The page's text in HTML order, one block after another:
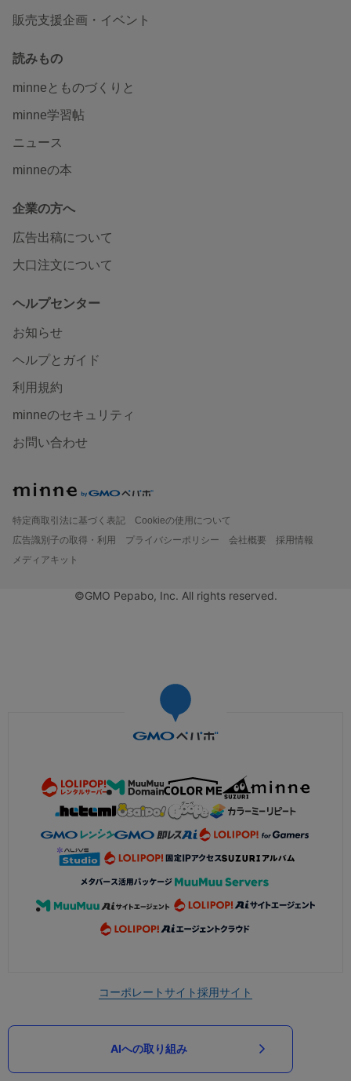
販売支援企画・イベント
読みもの
minneとものづくりと
minne学習帖
ニュース
minneの本
企業の方へ
広告出稿について
大口注文について
ヘルプセンター
お知らせ
ヘルプとガイド
利用規約
minneのセキュリティ
お問い合わせ
特定商取引法に基づく表記
Cookieの使用について
広告識別子の取得・利用
プライバシーポリシー 会社概要
採用情報
メディアキット
©GMO Pepabo, Inc. All rights reserved.
コーポレートサイト採用サイト
AIへの取り組み